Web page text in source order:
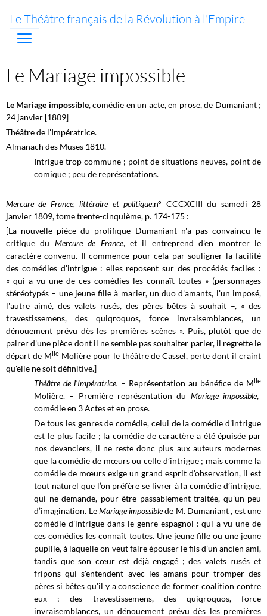
Le Théâtre français de la Révolution à l'Empire
Le Mariage impossible
Le Mariage impossible, comédie en un acte, en prose, de Dumaniant ;
24 janvier [1809]
Théâtre de l'Impératrice.
Almanach des Muses 1810.
Intrigue trop commune ; point de situations neuves, point de
comique ; peu de représentations.
Mercure de France, littéraire et politique,n° CCCXCIII du samedi 28
janvier 1809, tome trente-cinquième, p. 174-175 :
[La nouvelle pièce du prolifique Dumaniant n'a pas convaincu le
critique du Mercure de France, et il entreprend d'en montrer le
caractère convenu. Il commence pour cela par souligner la facilité
des comédies d'intrigue : elles reposent sur des procédés faciles :
« qui a vu une de ces comédies les connaît toutes » (personnages
stéréotypés – une jeune fille à marier, un duo d'amants, l'un imposé,
l'autre aimé, des valets rusés, des pères bêtes à souhait –, « des
travestissemens, des quiqroquos, force invraisemblances, un
dénouement prévu dès les premières scènes ». Puis, plutôt que de
palrer d'une pièce dont il ne semble pas souhaiter parler, il regrette le
départ de M lleMolière pour le théâtre de Cassel, perte dont il craint
qu'elle ne soit définitive.]
Théâtre de l'Impératrice. – Représentation au bénéfice de M lle
Molière. – Première représentation du Mariage impossible,
comédie en 3 Actes et en prose.
Detous les genres de comédie, celui de la comédie d’intrigue
est le plus facile ; la comédie de caractère a été épuisée par
nos devanciers, il ne reste donc plus aux auteurs modernes
que la comédie de mœurs ou celle d’intrigue ; mais comme la
comédie de mœurs exige un grand esprit d’observation, il est
tout naturel que l’on préfère se livrer à la comédie d’intrigue,
qui ne demande, pour être passablement traitée, qu’un peu
d’imagination. LeMariage impossiblede M. Dumaniant , est une
comédie d’intrigue dans le genre espagnol : qui a vu une de
ces comédies les connaît toutes. Une jeune fille ou une jeune
pupille, à laquelle on veut faire épouser le fils d’un ancien ami,
tandis que son cœur est déjà engagé ; des valets rusés et
fripons qui s'entendent avec les amans pour tromper des
pères si bêtes qu'il y a conscience de former coalition contre
eux ; des travestissemens, des quiqroquos, force
invraisemblances, un dénouement prévu dès les premières